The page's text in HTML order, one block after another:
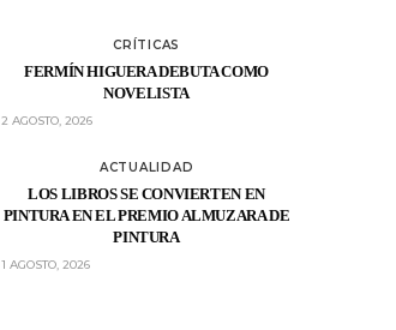
CRÍTICAS
FERMÍN HIGUERA DEBUTA COMO
NOVELISTA
2 AGOSTO, 2026
ACTUALIDAD
LOS LIBROS SE CONVIERTEN EN
PINTURA EN EL PREMIO ALMUZARA DE
PINTURA
1 AGOSTO, 2026